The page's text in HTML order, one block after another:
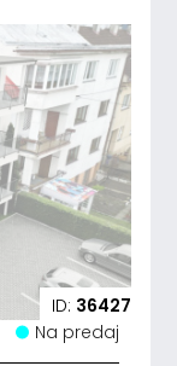
ID: 36427
Na predaj